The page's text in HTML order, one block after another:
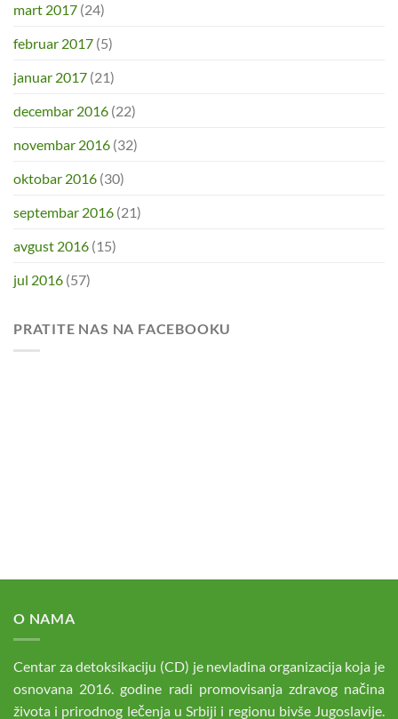
mart 2017 (24)
februar 2017 (5)
januar 2017 (21)
decembar 2016 (22)
novembar 2016 (32)
oktobar 2016 (30)
septembar 2016 (21)
avgust 2016 (15)
jul 2016 (57)
PRATITE NAS NA FACEBOOKU
O NAMA
Centar za detoksikaciju (CD) je nevladina organizacija koja je
osnovana 2016. godine radi promovisanja zdravog načina
života i prirodnog lečenja u Srbiji i regionu bivše Jugoslavije.